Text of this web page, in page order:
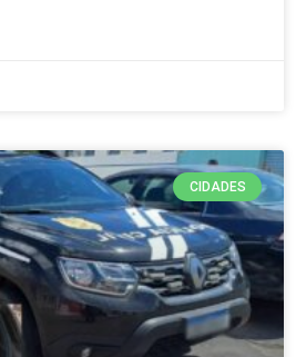
CIDADES